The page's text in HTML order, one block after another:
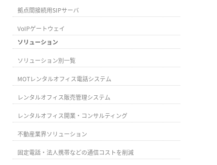
拠点間接続用SIPサーバ
VoIPゲートウェイ
ソリューション
ソリューション別一覧
MOTレンタルオフィス電話システム
レンタルオフィス販売管理システム
レンタルオフィス開業・コンサルティング
不動産業界ソリューション
固定電話・法人携帯などの通信コストを削減